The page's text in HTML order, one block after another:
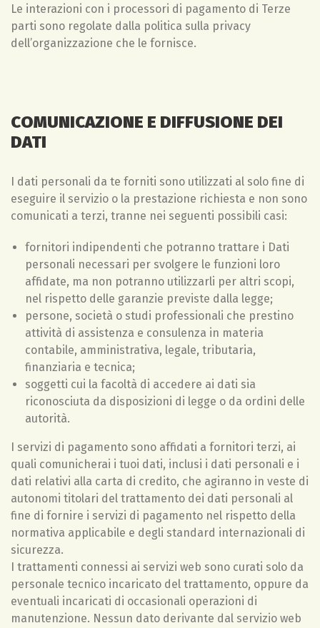
Le interazioni con i processori di pagamento di Terze
parti sono regolate dalla politica sulla privacy
dell’organizzazione che le fornisce.
COMUNICAZIONE E DIFFUSIONE DEI
DATI
I dati personali da te forniti sono utilizzati al solo fine di
eseguire il servizio o la prestazione richiesta e non sono
comunicati a terzi, tranne nei seguenti possibili casi:
fornitori indipendenti che potranno trattare i Dati
personali necessari per svolgere le funzioni loro
affidate, ma non potranno utilizzarli per altri scopi,
nel rispetto delle garanzie previste dalla legge;
persone, società o studi professionali che prestino
attività di assistenza e consulenza in materia
contabile, amministrativa, legale, tributaria,
finanziaria e tecnica;
soggetti cui la facoltà di accedere ai dati sia
riconosciuta da disposizioni di legge o da ordini delle
autorità.
I servizi di pagamento sono affidati a fornitori terzi, ai
quali comunicherai i tuoi dati, inclusi i dati personali e i
dati relativi alla carta di credito, che agiranno in veste di
autonomi titolari del trattamento dei dati personali al
fine di fornire i servizi di pagamento nel rispetto della
normativa applicabile e degli standard internazionali di
sicurezza.
I trattamenti connessi ai servizi web sono curati solo da
personale tecnico incaricato del trattamento, oppure da
eventuali incaricati di occasionali operazioni di
manutenzione. Nessun dato derivante dal servizio web